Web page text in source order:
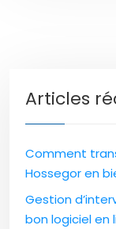
Articles
Comment
Hossegor en
Gestion
bon logiciel en